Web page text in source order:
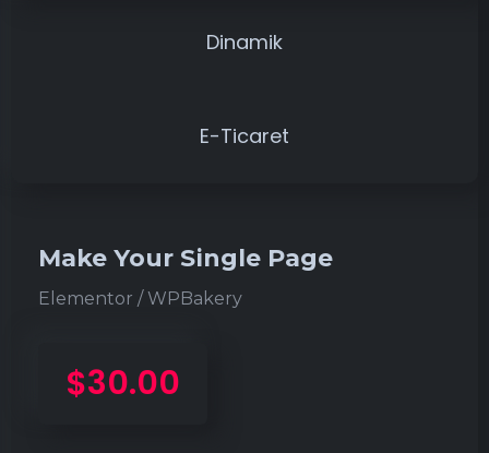
Dinamik
E-Ticaret
Make Your Single Page
Elementor / WPBakery
$30.00